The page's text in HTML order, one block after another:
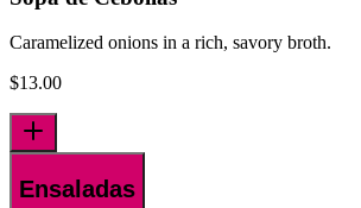
Caramelized onions in a rich, savory broth.
$13.00
Ensaladas